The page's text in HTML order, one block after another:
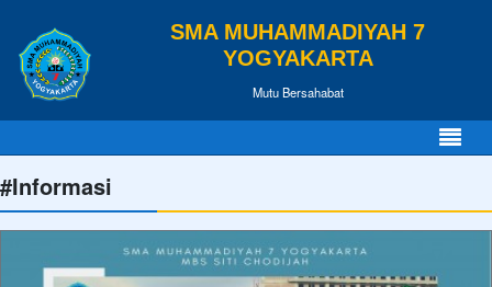
SMA MUHAMMADIYAH 7
YOGYAKARTA
Mutu Bersahabat
#Informasi